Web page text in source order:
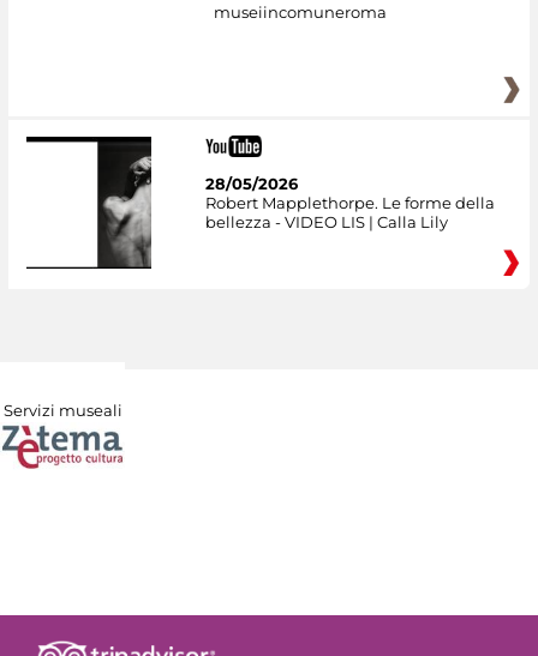
museiincomuneroma
28/05/2026
Robert Mapplethorpe. Le forme della
bellezza - VIDEO LIS | Calla Lily
Servizi museali